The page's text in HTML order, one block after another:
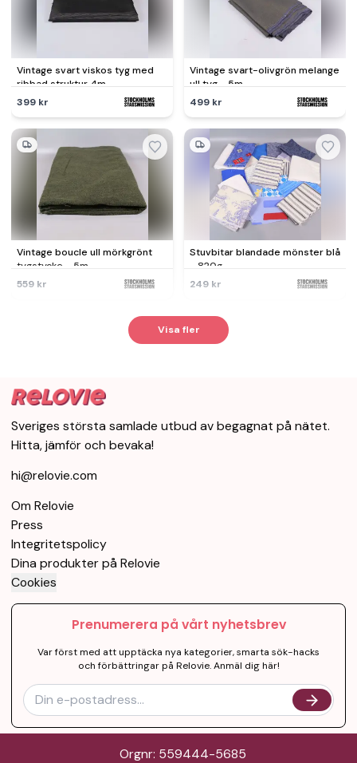
Vintage svart viskos tyg med
ribbad struktur 4m
399 kr
Vintage svart-olivgrön melange
ull tyg - 5m
499 kr
Vintage boucle ull mörkgrönt
tygstycke - 5m
559 kr
Stuvbitar blandade mönster blå
- 820g
249 kr
Visa fler
Sveriges största samlade utbud av begagnat på nätet.
Hitta, jämför och bevaka!
hi@relovie.com
Om Relovie
Press
Integritetspolicy
Dina produkter på Relovie
Cookies
Prenumerera på vårt nyhetsbrev
Var först med att upptäcka nya kategorier, smarta sök-hacks
och förbättringar på Relovie. Anmäl dig här!
Orgnr: 559444-5685